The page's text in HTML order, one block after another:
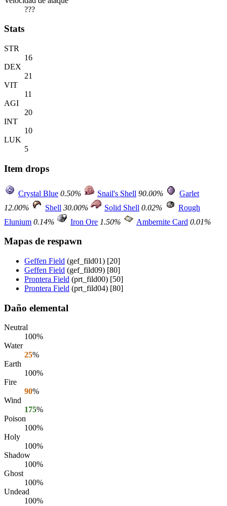
???
Stats
STR
16
DEX
21
VIT
11
AGI
20
INT
10
LUK
5
Item drops
Crystal Blue 0.50% Snail's Shell 90.00%
Garlet
12.00%
Shell 30.00% Solid Shell 0.02%
Rough
Elunium 0.14% Iron Ore 1.50% Ambernite Card 0.01%
Mapas de respawn
Geffen Field (gef_fild01) [20]
Geffen Field (gef_fild09) [80]
Prontera Field (prt_fild00) [50]
Prontera Field (prt_fild04) [80]
Daño elemental
Neutral
100%
Water
25%
Earth
100%
Fire
90%
Wind
175%
Poison
100%
Holy
100%
Shadow
100%
Ghost
100%
Undead
100%